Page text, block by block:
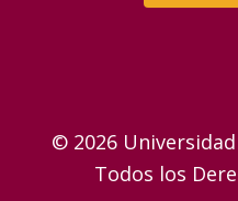
© 2026
Todos los